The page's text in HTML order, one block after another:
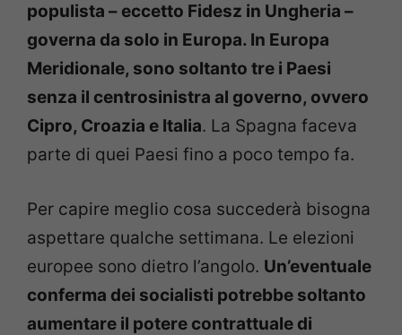
populista – eccetto Fidesz in Ungheria –
governa da solo in Europa. In Europa
Meridionale, sono soltanto tre i Paesi
senza il centrosinistra al governo, ovvero
Cipro, Croazia e Italia. La Spagna faceva
parte di quei Paesi fino a poco tempo fa.
Per capire meglio cosa succederà bisogna
aspettare qualche settimana. Le elezioni
europee sono dietro l’angolo. Un’eventuale
conferma dei socialisti potrebbe soltanto
aumentare il potere contrattuale di